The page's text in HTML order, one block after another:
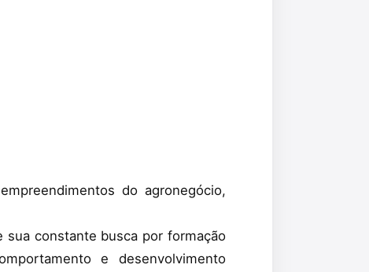
do agronegócio,
sua constante busca por formação
e desenvolvimento